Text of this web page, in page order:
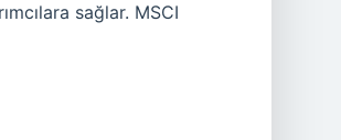
sağlar. MSCI